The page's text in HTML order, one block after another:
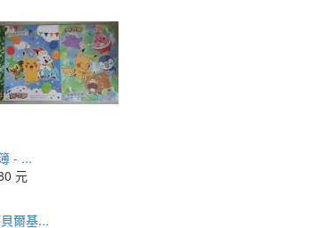
- ...
元
爾基...